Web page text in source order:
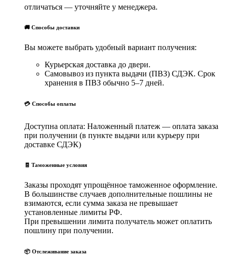
отличаться — уточняйте у менеджера.
🚚 Способы доставки
Вы можете выбрать удобный вариант получения:
Курьерская доставка до двери.
Самовывоз из пункта выдачи (ПВЗ) СДЭК. Срок
хранения в ПВЗ обычно 5–7 дней.
💳 Способы оплаты
Доступна оплата: Наложенный платеж — оплата заказа
при получении (в пункте выдачи или курьеру при
доставке СДЭК)
🧾 Таможенные условия
Заказы проходят упрощённое таможенное оформление.
В большинстве случаев дополнительные пошлины не
взимаются, если сумма заказа не превышает
установленные лимиты РФ.
При превышении лимита получатель может оплатить
пошлину при получении.
📦 Отслеживание заказа